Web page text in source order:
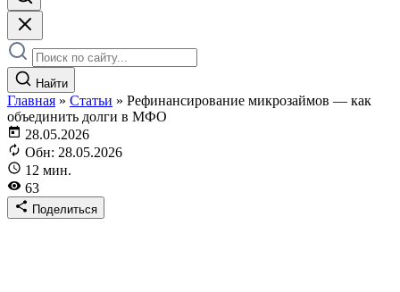
Найти
Главная » Статьи » Рефинансирование микрозаймов — как
объединить долги в МФО
28.05.2026
Обн: 28.05.2026
12 мин.
63
Поделиться